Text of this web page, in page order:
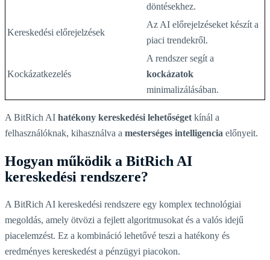
döntésekhez.
Kereskedési előrejelzések
Az AI előrejelzéseket készít a
piaci trendekről.
Kockázatkezelés
A rendszer segít a
kockázatok
minimalizálásában.
A BitRich AI hatékony kereskedési lehetőséget kínál a
felhasználóknak, kihasználva a mesterséges intelligencia előnyeit.
Hogyan működik a BitRich AI
kereskedési rendszere?
A BitRich AI kereskedési rendszere egy komplex technológiai
megoldás, amely ötvözi a fejlett algoritmusokat és a valós idejű
piacelemzést. Ez a kombináció lehetővé teszi a hatékony és
eredményes kereskedést a pénzügyi piacokon.